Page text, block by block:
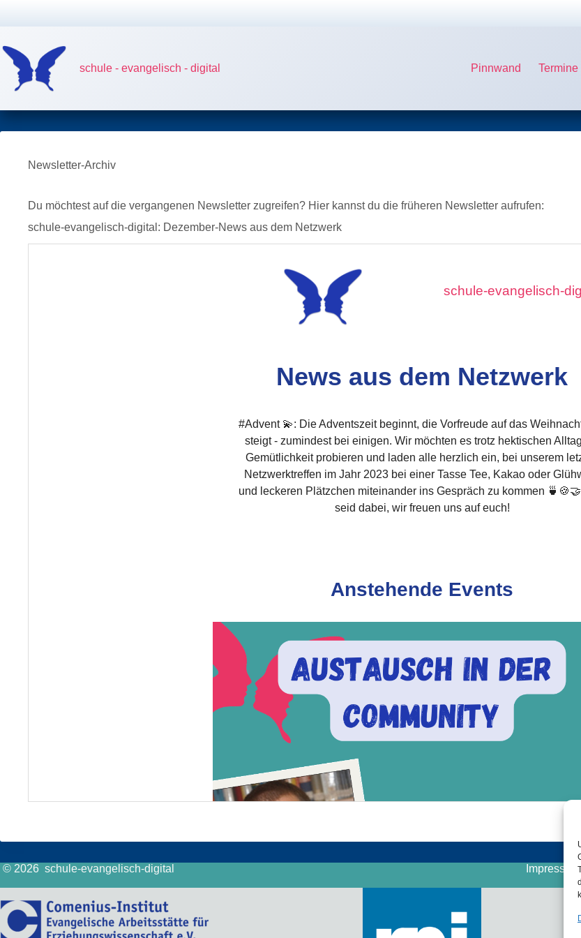
schule - evangelisch - digital Pinnwand Termine
Newsletter-Archiv
Du möchtest auf die vergangenen Newsletter zugreifen? Hier kannst du die früheren Newsletter aufrufen:
schule-evangelisch-digital: Dezember-News aus dem Netzwerk
© 2026 schule-evangelisch-digital Impressum